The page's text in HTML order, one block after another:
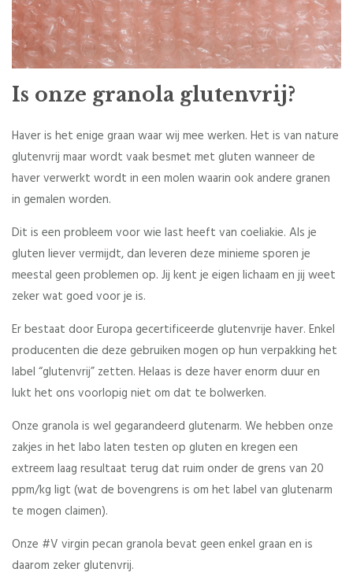
Is onze granola glutenvrij?
Haver is het enige graan waar wij mee werken. Het is van nature
glutenvrij maar wordt vaak besmet met gluten wanneer de
haver verwerkt wordt in een molen waarin ook andere granen
in gemalen worden.
Dit is een probleem voor wie last heeft van coeliakie. Als je
gluten liever vermijdt, dan leveren deze minieme sporen je
meestal geen problemen op. Jij kent je eigen lichaam en jij weet
zeker wat goed voor je is.
Er bestaat door Europa gecertificeerde glutenvrije haver. Enkel
producenten die deze gebruiken mogen op hun verpakking het
label “glutenvrij” zetten. Helaas is deze haver enorm duur en
lukt het ons voorlopig niet om dat te bolwerken.
Onze granola is wel gegarandeerd glutenarm. We hebben onze
zakjes in het labo laten testen op gluten en kregen een
extreem laag resultaat terug dat ruim onder de grens van 20
ppm/kg ligt (wat de bovengrens is om het label van glutenarm
te mogen claimen).
Onze #V virgin pecan granola bevat geen enkel graan en is
daarom zeker glutenvrij.